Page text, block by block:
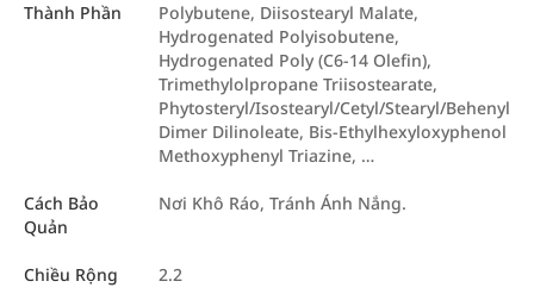
Thành Phần
Polybutene, Diisostearyl Malate,
Hydrogenated Polyisobutene,
Hydrogenated Poly (C6-14 Olefin),
Trimethylolpropane Triisostearate,
Phytosteryl/Isostearyl/Cetyl/Stearyl/Behenyl
Dimer Dilinoleate, Bis-Ethylhexyloxyphenol
Methoxyphenyl Triazine, …
Cách Bảo
Quản
Nơi Khô Ráo, Tránh Ánh Nắng.
Chiều Rộng 2.2